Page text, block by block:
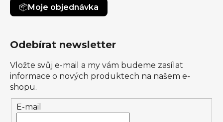
Moje objednávka
Odebírat newsletter
Vložte svůj e-mail a my vám budeme zasílat
informace o nových produktech na našem e-
shopu.
E-mail